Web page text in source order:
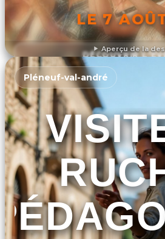
Aperçu de la
LE 7
DÉCOUVRIR
Pléneuf-val-andré